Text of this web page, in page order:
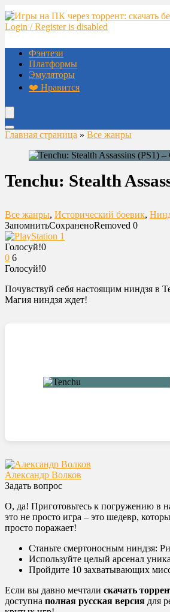
Login / Register is disabled
Фэнтези
Платформы
Эмуляторы
❤️ Нравится
Главная страница » Все жанры
Tenchu: Stealth
Все жанры, Исторический боевик,
ЗапомнитьСохраненоRemoved 0
Голосуй!0
0 6
Голосуй!0
Почувствуй себя настоящим ниндзя в
Магия ниндзя ждет!
Александр Волков
Задать вопрос
О, да! Приготовьтесь к погружению в
это не просто игра – это шедевр,
просто поражает!
Станьте смертоносным ниндзя:
Используйте целый арсенал
Пройдите 10 захватывающих
Если вы давно мечтали скачать
доступна полная русская версия для